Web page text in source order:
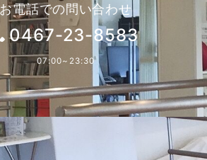
お電話での問い合わせ
0467-23-8583
07:00~23:30